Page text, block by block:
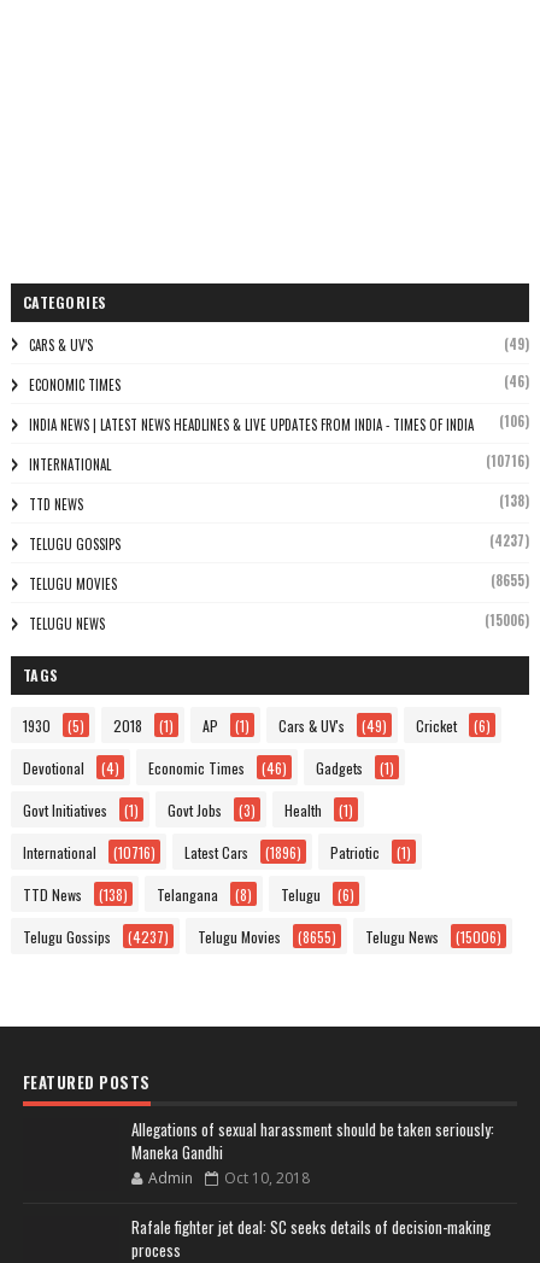
CATEGORIES
CARS & UV'S (49)
ECONOMIC TIMES (46)
INDIA NEWS | LATEST NEWS HEADLINES & LIVE UPDATES FROM INDIA - TIMES OF INDIA (106)
INTERNATIONAL (10716)
TTD NEWS (138)
TELUGU GOSSIPS (4237)
TELUGU MOVIES (8655)
TELUGU NEWS (15006)
TAGS
1930 (5) 2018 (1) AP (1) Cars & UV's (49) Cricket (6)
Devotional (4) Economic Times (46) Gadgets (1)
Govt Initiatives (1) Govt Jobs (3) Health (1)
International (10716) Latest Cars (1896) Patriotic (1)
TTD News (138) Telangana (8) Telugu (6)
Telugu Gossips (4237) Telugu Movies (8655) Telugu News (15006)
FEATURED POSTS
Allegations of sexual harassment should be taken seriously:
Maneka Gandhi
Admin Oct 10, 2018
Rafale fighter jet deal: SC seeks details of decision-making
process